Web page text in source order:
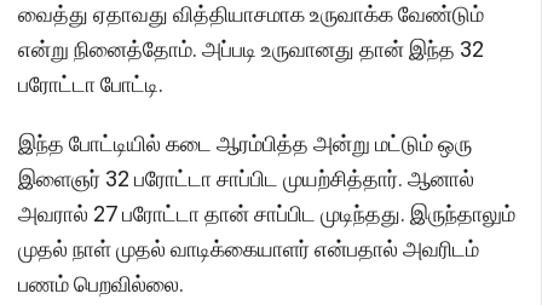
வைத்து ஏதாவது வித்தியாசமாக உருவாக்க வேண்டும்
என்று நினைத்தோம். அப்படி உருவானது தான் இந்த 32
பரோட்டா போட்டி.
இந்த போட்டியில் கடை ஆரம்பித்த அன்று மட்டும் ஒரு
இளைஞர் 32 பரோட்டா சாப்பிட முயற்சித்தார். ஆனால்
அவரால் 27 பரோட்டா தான் சாப்பிட முடிந்தது. இருந்தாலும்
முதல் நாள் முதல் வாடிக்கையாளர் என்பதால் அவரிடம்
பணம் பெறவில்லை.